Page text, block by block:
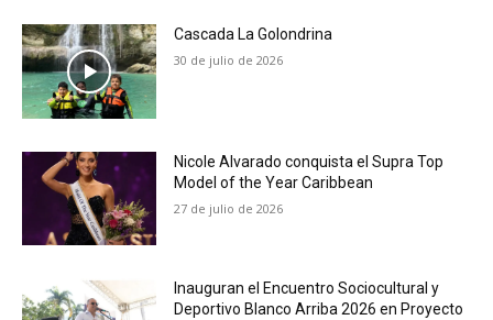
Cascada La Golondrina
30 de julio de 2026
Nicole Alvarado conquista el Supra Top
Model of the Year Caribbean
27 de julio de 2026
Inauguran el Encuentro Sociocultural y
Deportivo Blanco Arriba 2026 en Proyecto